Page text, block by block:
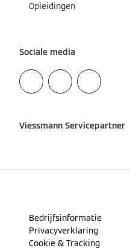
Opleidingen
Sociale media
Viessmann Servicepartner
Bedrijfsinformatie
Privacyverklaring
Cookie & Tracking